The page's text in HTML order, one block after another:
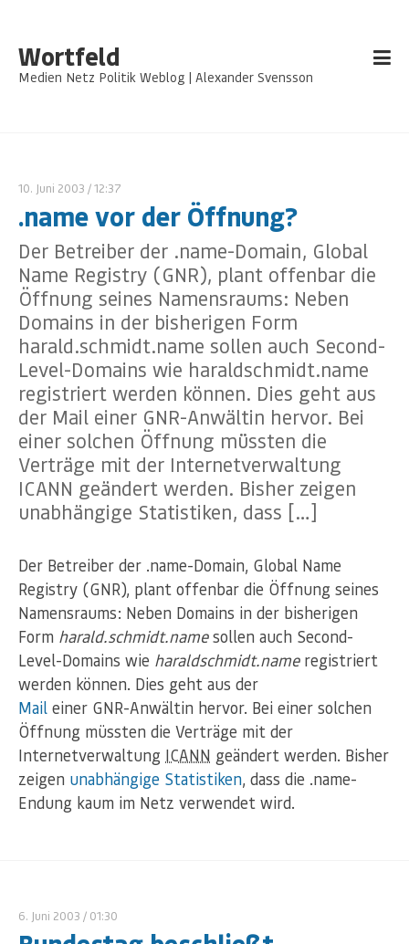
Wortfeld
Medien Netz Politik Weblog | Alexander Svensson
10. Juni 2003 / 12:37
.name vor der Öffnung?
Der Betreiber der .name-Domain, Global
Name Registry (GNR), plant offenbar die
Öffnung seines Namensraums: Neben
Domains in der bisherigen Form
harald.schmidt.name sollen auch Second-
Level-Domains wie haraldschmidt.name
registriert werden können. Dies geht aus
der Mail einer GNR-Anwältin hervor. Bei
einer solchen Öffnung müssten die
Verträge mit der Internetverwaltung
ICANN geändert werden. Bisher zeigen
unabhängige Statistiken, dass […]
Der Betreiber der .name-Domain, Global Name
Registry (GNR), plant offenbar die Öffnung seines
Namensraums: Neben Domains in der bisherigen
Form harald.schmidt.namesollen auch Second-
Level-Domains wie haraldschmidt.nameregistriert
werden können. Dies geht aus der
Mail einer GNR-Anwältin hervor. Bei einer solchen
Öffnung müssten die Verträge mit der
Internetverwaltung ICANN geändert werden. Bisher
zeigen unabhängige Statistiken, dass die .name-
Endung kaum im Netz verwendet wird.
6. Juni 2003 / 01:30